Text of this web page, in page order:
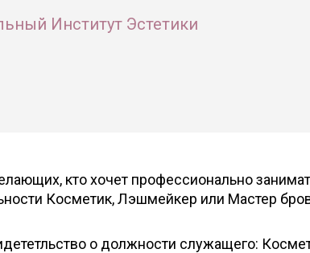
Институт Эстетики
кто хочет профессионально
Косметик, Лэшмейкер или Мастер
о должности служащего: